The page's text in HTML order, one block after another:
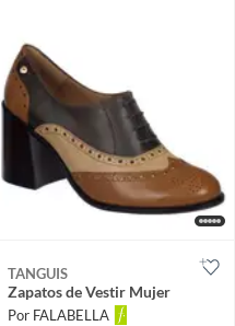
TANGUIS
Zapatos de Vestir Mujer
Por FALABELLA